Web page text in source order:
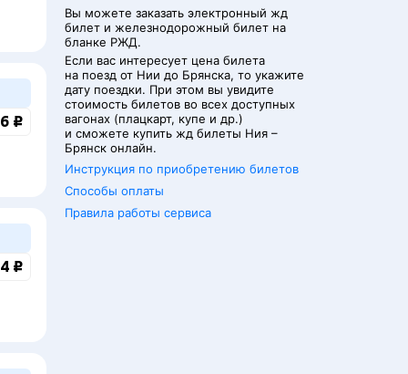
₽
₽
Вы можете заказать электронный жд
билет и железнодорожный билет на
бланке РЖД.
Если вас интересует цена билета
на поезд от Нии до Брянска, то укажите
дату поездки. При этом вы увидите
стоимость билетов во всех доступных
вагонах (плацкарт, купе и др.)
и сможете купить жд билеты Ния –
Брянск онлайн.
Инструкция по приобретению билетов
Способы оплаты
Правила работы сервиса